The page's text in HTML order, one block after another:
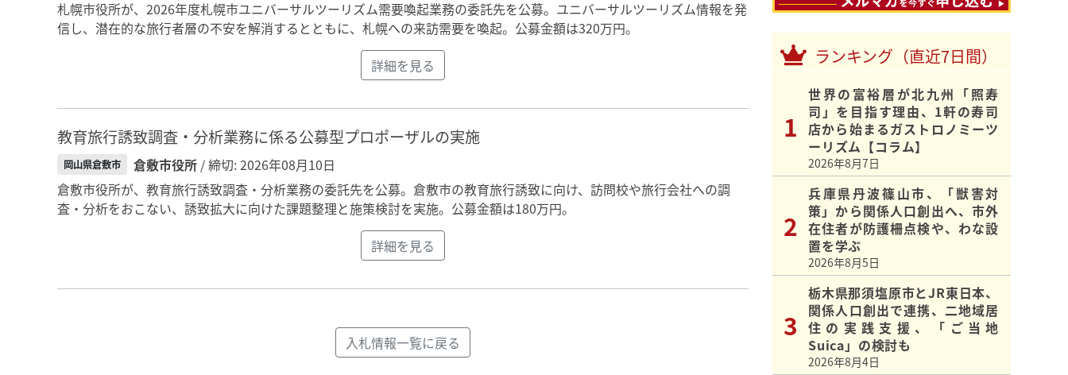
札幌市役所が、2026年度札幌市ユニバーサルツーリズム需要喚起業務の委託先を公募。ユニバーサルツーリズム情報を発
信し、潜在的な旅行者層の不安を解消するとともに、札幌への来訪需要を喚起。公募金額は320万円。
詳細を見る
教育旅行誘致調査・分析業務に係る公募型プロポーザルの実施
岡山県倉敷市 倉敷市役所 / 締切: 2026年08月10日
倉敷市役所が、教育旅行誘致調査・分析業務の委託先を公募。倉敷市の教育旅行誘致に向け、訪問校や旅行会社への調
査・分析をおこない、誘致拡大に向けた課題整理と施策検討を実施。公募金額は180万円。
詳細を見る
入札情報一覧に戻る
ランキング（直近7日間）
世界の富裕層が北九州「照寿
司」を目指す理由、1軒の寿司
店から始まるガストロノミーツ
ーリズム【コラム】
2026年8月7日
兵庫県丹波篠山市、「獣害対
策」から関係人口創出へ、市外
在住者が防護柵点検や、わな設
置を学ぶ
2026年8月5日
栃木県那須塩原市とJR東日本、
関係人口創出で連携、二地域居
住の実践支援、「ご当地
Suica」の検討も
2026年8月4日